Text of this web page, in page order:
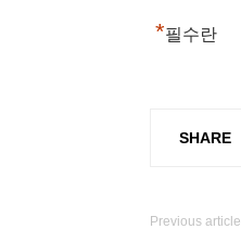
*필수란
SHARE
Previous article